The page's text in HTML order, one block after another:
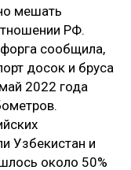
мешать
РФ.
сообщила,
досок и бруса
2022 года
Узбекистан и
около 50%